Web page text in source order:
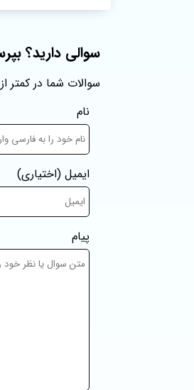
سوالی دارید؟
سوالات شما در کمتر از 24 ساعت پاسخ داده خواهند شد
نام
ایمیل (اختیاری)
پیام